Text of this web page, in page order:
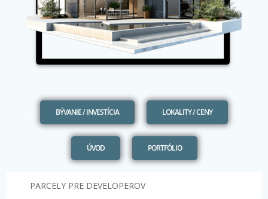
BÝVANIE / INVESTÍCIA LOKALITY / CENY
ÚVOD PORTFÓLIO
PARCELY PRE DEVELOPEROV